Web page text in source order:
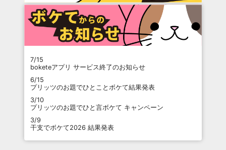
7/15
boketeアプリ サービス終了のお知らせ
6/15
プリッツのお題でひとことボケて結果発表
3/10
プリッツのお題でひと言ボケて キャンペーン
3/9
干支でボケて2026 結果発表